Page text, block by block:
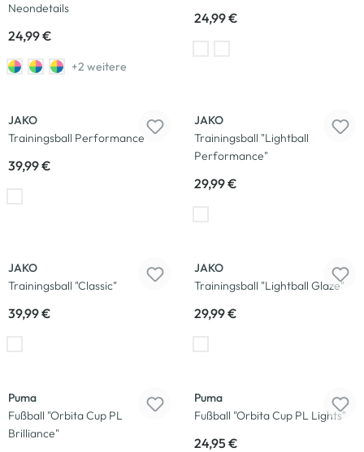
Neondetails
24,99 €
+2 weitere
24,99 €
JAKO
Trainingsball Performance
39,99 €
JAKO
Trainingsball "Lightball
Performance"
29,99 €
JAKO
Trainingsball "Classic"
39,99 €
JAKO
Trainingsball "Lightball Glaze"
29,99 €
Puma
Fußball "Orbita Cup PL
Brilliance"
Puma
Fußball "Orbita Cup PL Lights"
24,95 €